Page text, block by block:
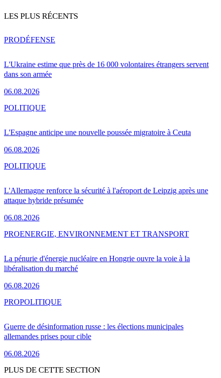
LES PLUS RÉCENTS
L'Ukraine estime que près de 16 000 volontaires étrangers servent
dans son armée
06.08.2026
PRODÉFENSE
L'Espagne anticipe une nouvelle poussée migratoire à Ceuta
06.08.2026
POLITIQUE
L'Allemagne renforce la sécurité à l'aéroport de Leipzig après une
attaque hybride présumée
06.08.2026
POLITIQUE
La pénurie d'énergie nucléaire en Hongrie ouvre la voie à la
libéralisation du marché
06.08.2026
PROENERGIE, ENVIRONNEMENT ET TRANSPORT
Guerre de désinformation russe : les élections municipales
allemandes prises pour cible
06.08.2026
PROPOLITIQUE
PLUS DE CETTE SECTION